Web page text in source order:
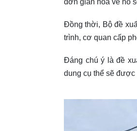
Đồng thời, Bộ đề
trình, cơ quan cấp
Đáng chú ý là đề
dung cụ thể sẽ được